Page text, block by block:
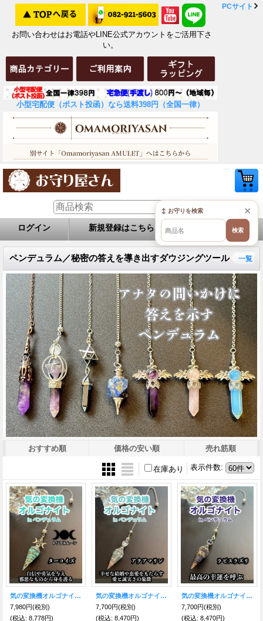
お問い合わせはお電話やLINE公式アカウントをご活用下さ
い。
小型宅配便（ポスト投函）なら送料398円（全国一律）
PCサイト
ログイン 新規登録はこちら お問い合せ
ペンデュラム／秘密の答えを導き出すダウジングツール 一覧
おすすめ順 価格の安い順 売れ筋順
表示件数:
在庫あり
気の変換機オルゴナイトinペンデュラム 悩み事の答えを導き出す！自信や勇気を与え邪悪なものから身を護るターコイズ トリプルムーン
7,980円(税別)
(税込: 8,778円)
気の変換機オルゴナイトinペンデュラム 悩み事の答えを導き出す！幸せな恋愛や結婚をもたらす アクアマリン
7,700円(税別)
(税込: 8,470円)
気の変換機オルゴナイトinペンデュラム 悩み事の答えを導き出す！幸運を呼ぶ聖なる石ラピスラズリ
7,700円(税別)
(税込: 8,470円)
×
↕ お守りを検索
検索